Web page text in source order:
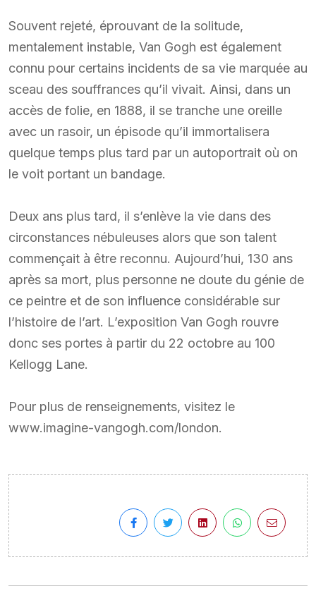
Souvent rejeté, éprouvant de la solitude,
mentalement instable, Van Gogh est également
connu pour certains incidents de sa vie marquée au
sceau des souffrances qu’il vivait. Ainsi, dans un
accès de folie, en 1888, il se tranche une oreille
avec un rasoir, un épisode qu’il immortalisera
quelque temps plus tard par un autoportrait où on
le voit portant un bandage.
Deux ans plus tard, il s’enlève la vie dans des
circonstances nébuleuses alors que son talent
commençait à être reconnu. Aujourd’hui, 130 ans
après sa mort, plus personne ne doute du génie de
ce peintre et de son influence considérable sur
l’histoire de l’art. L’exposition Van Gogh rouvre
donc ses portes à partir du 22 octobre au 100
Kellogg Lane.
Pour plus de renseignements, visitez le
www.imagine-vangogh.com/london.